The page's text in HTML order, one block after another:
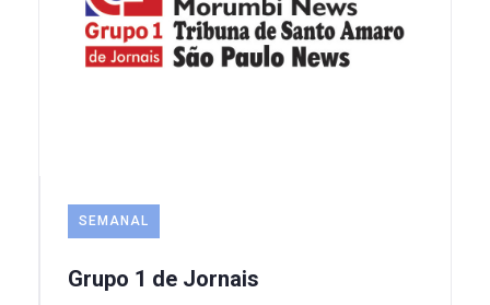
SEMANAL
Grupo 1 de Jornais